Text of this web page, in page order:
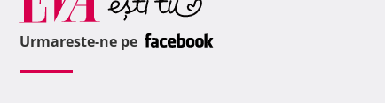
Urmareste-ne pe